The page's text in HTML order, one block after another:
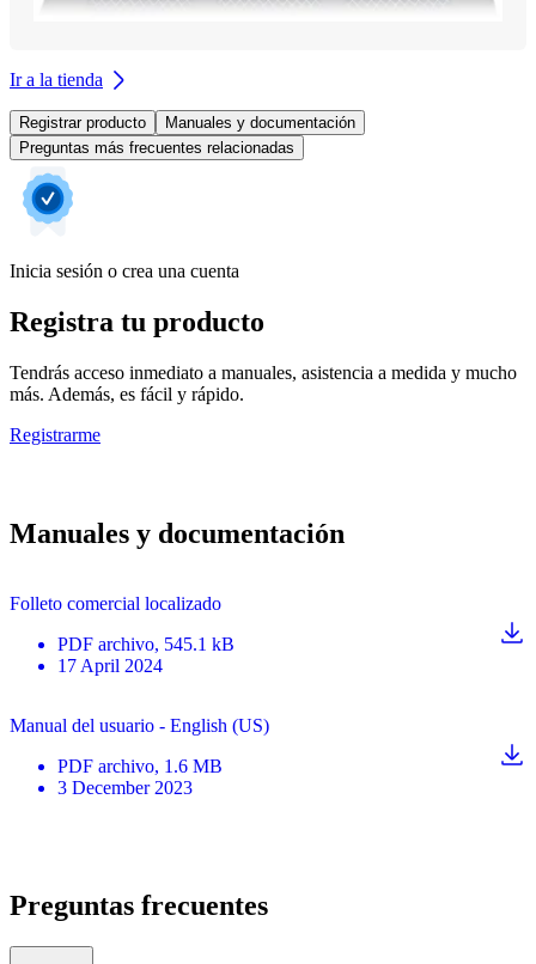
Ir a la tienda
Registrar producto
Manuales y documentación
Preguntas más frecuentes relacionadas
Inicia sesión o crea una cuenta
Registra tu producto
Tendrás acceso inmediato a manuales, asistencia a medida y mucho
más. Además, es fácil y rápido.
Registrarme
Manuales y documentación
Folleto comercial localizado
PDF archivo, 545.1 kB
17 April 2024
Manual del usuario - English (US)
PDF archivo, 1.6 MB
3 December 2023
Preguntas frecuentes